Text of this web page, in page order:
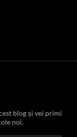
blog și vei primi
noi.